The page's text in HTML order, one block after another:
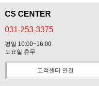
CS CENTER
031-253-3375
평일 10:00~16:00
토요일 휴무
고객센터 연결